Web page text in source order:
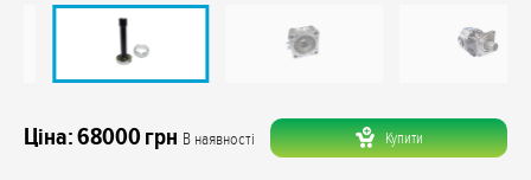
Ціна:68000 грн В наявності Купити